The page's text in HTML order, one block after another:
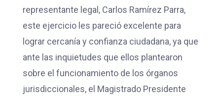
representante legal, Carlos Ramírez Parra,
este ejercicio les pareció excelente para
lograr cercanía y confianza ciudadana, ya que
ante las inquietudes que ellos plantearon
sobre el funcionamiento de los órganos
jurisdiccionales, el Magistrado Presidente